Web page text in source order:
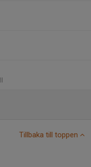
Tillbaka till toppen